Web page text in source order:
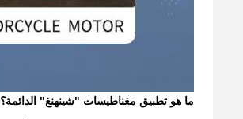
ما هو تطبيق مغناطيسات "شينهنغ" الدائمة؟